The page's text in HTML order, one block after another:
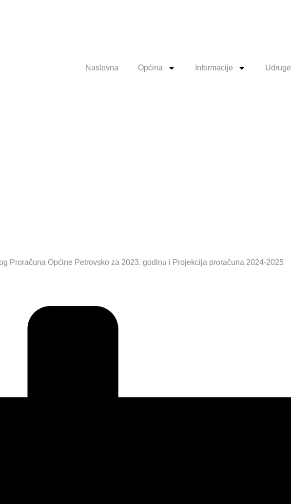
Naslovna Općina Informacije Udruge
Proračuna Općine Petrovsko za 2023. godinu i Projekcija proračuna 2024-2025